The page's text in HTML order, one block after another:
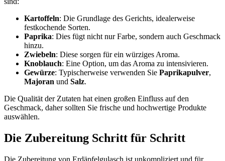
Kartoffeln: Die Grundlage des Gerichts, idealerweise
festkochende Sorten.
Paprika: Dies fügt nicht nur Farbe, sondern auch Geschmack
hinzu.
Zwiebeln: Diese sorgen für ein würziges Aroma.
Knoblauch: Eine Option, um das Aroma zu intensivieren.
Gewürze: Typischerweise verwenden Sie Paprikapulver,
Majoran und Salz.
Die Qualität der Zutaten hat einen großen Einfluss auf den
Geschmack, daher sollten Sie frische und hochwertige Produkte
auswählen.
Die Zubereitung Schritt für Schritt
Die Zubereitung von Erdäpfelgulasch ist unkompliziert und für